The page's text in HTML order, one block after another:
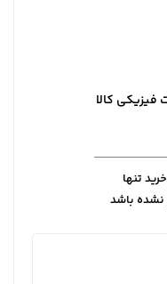
کالا
تنها
نشده باشد